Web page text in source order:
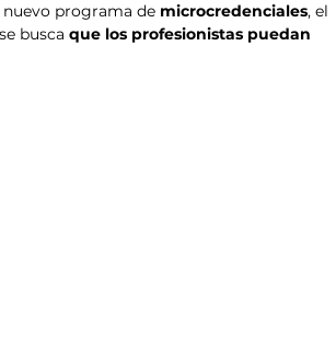
nuevo programa de microcredenciales, el
busca que los profesionistas puedan